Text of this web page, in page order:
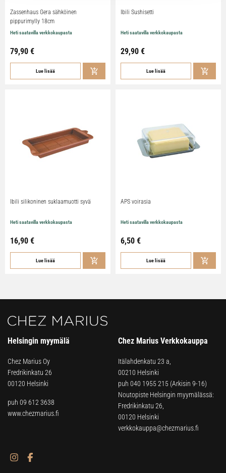
Zassenhaus Gera sähköinen
pippurimylly 18cm
Heti saatavilla verkkokaupasta
79,90 €
Lue lisää
Ibili Sushisetti
Heti saatavilla verkkokaupasta
29,90 €
Lue lisää
Ibili silikoninen suklaamuotti syvä
Heti saatavilla verkkokaupasta
16,90 €
Lue lisää
APS voirasia
Heti saatavilla verkkokaupasta
6,50 €
Lue lisää
Helsingin myymälä
Chez Marius Oy
Fredrikinkatu 26
00120 Helsinki
puh 09 612 3638
www.chezmarius.fi
Chez Marius Verkkokauppa
Itälahdenkatu 23 a,
00210 Helsinki
puh 040 1955 215 (Arkisin 9-16)
Noutopiste Helsingin myymälässä:
Fredrikinkatu 26,
00120 Helsinki
verkkokauppa@chezmarius.fi